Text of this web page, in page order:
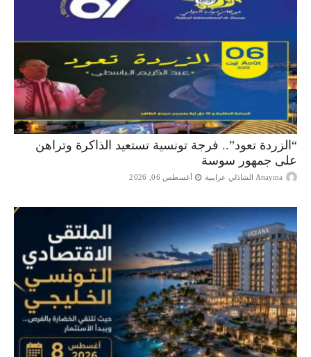
“الزردة تعود”.. فرجة تونسية تستعيد الذاكرة وتراهن
على جمهور سوسة
Attayma الشاذلي عرايبية أغسطس 06, 2026